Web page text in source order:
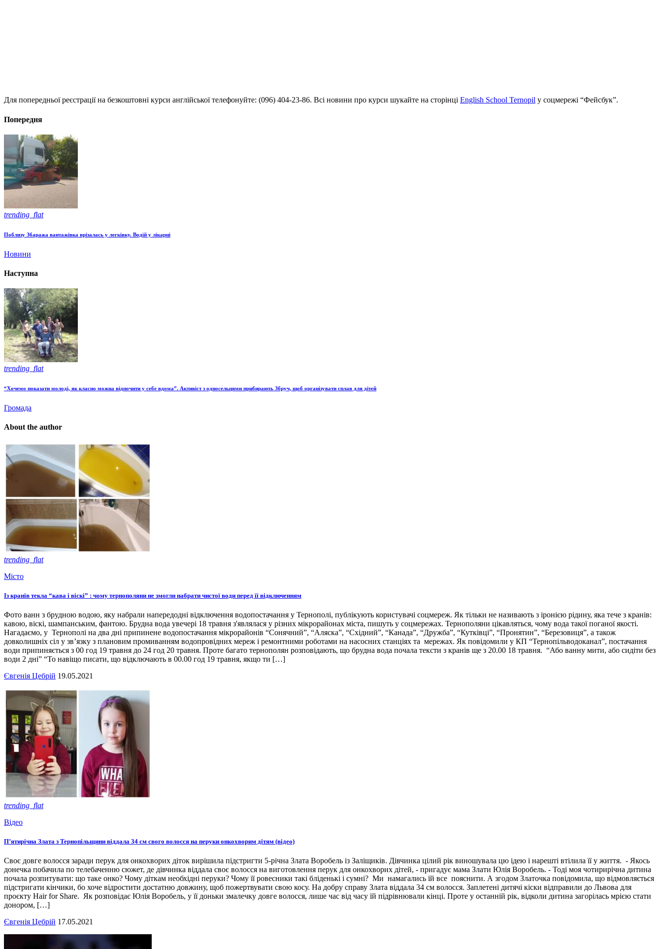
Для попередньої реєстрації на безкоштовні курси англійської телефонуйте: (096) 404-23-86. Всі новини про курси шукайте на сторінці English School Ternopil у соцмережі “Фейсбук”.
Попередня
trending_flat
Поблизу Збаража вантажівка врізалась у легківку. Водій у лікарні
Новини
Наступна
trending_flat
“Хочемо показати молоді, як класно можна відпочити у себе вдома”. Активіст з односельцями прибирають Збруч, щоб організувати сплав для дітей
Громада
About the author
trending_flat
Місто
Із кранів текла “кава і віскі” : чому тернополяни не змогли набрати чистої води перед її відключенням
Фото ванн з брудною водою, яку набрали напередодні відключення водопостачання у Тернополі, публікують користувачі соцмереж. Як тільки не називають з іронією рідину, яка тече з кранів:
кавою, віскі, шампанським, фантою. Брудна вода увечері 18 травня з'являлася у різних мікрорайонах міста, пишуть у соцмережах. Тернополяни цікавляться, чому вода такої поганої якості.
Нагадаємо, у Тернополі на два дні припинене водопостачання мікрорайонів “Сонячний”, “Аляска”, “Східний”, “Канада”, “Дружба”, “Кутківці”, “Пронятин”, “Березовиця”, а також
довколишніх сіл у зв’язку з плановим промиванням водопровідних мереж і ремонтними роботами на насосних станціях та мережах. Як повідомили у КП “Тернопільводоканал”, постачання
води припиняється з 00 год 19 травня до 24 год 20 травня. Проте багато тернополян розповідають, що брудна вода почала тексти з кранів ще з 20.00 18 травня. “Або ванну мити, або сидіти без
води 2 дні” “То навіщо писати, що відключають в 00.00 год 19 травня, якщо ти […]
Євгенія Цебрій 19.05.2021
trending_flat
Відео
П’ятирічна Злата з Тернопільщини віддала 34 см свого волосся на перуки онкохворим дітям (відео)
Своє довге волосся заради перук для онкохворих діток вирішила підстригти 5-річна Злата Воробель із Заліщиків. Дівчинка цілий рік виношувала цю ідею і нарешті втілила її у життя. - Якось
донечка побачила по телебаченню сюжет, де дівчинка віддала своє волосся на виготовлення перук для онкохворих дітей, - пригадує мама Злати Юлія Воробель. - Тоді моя чотирирічна дитина
почала розпитувати: що таке онко? Чому діткам необхідні перуки? Чому її ровесники такі бліденькі і сумні? Ми намагались їй все пояснити. А згодом Златочка повідомила, що відмовляється
підстригати кінчики, бо хоче відростити достатню довжину, щоб пожертвувати свою косу. На добру справу Злата віддала 34 см волосся. Заплетені дитячі кіски відправили до Львова для
проєкту Hair for Share. Як розповідає Юлія Воробель, у її доньки змалечку довге волосся, лише час від часу їй підрівнювали кінці. Проте у останній рік, відколи дитина загорілась мрією стати
донором, […]
Євгенія Цебрій 17.05.2021